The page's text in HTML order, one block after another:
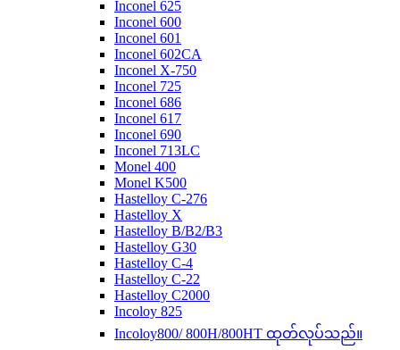
Inconel 625
Inconel 600
Inconel 601
Inconel 602CA
Inconel X-750
Inconel 725
Inconel 686
Inconel 617
Inconel 690
Inconel 713LC
Monel 400
Monel K500
Hastelloy C-276
Hastelloy X
Hastelloy B/B2/B3
Hastelloy G30
Hastelloy C-4
Hastelloy C-22
Hastelloy C2000
Incoloy 825
Incoloy800/ 800H/800HT ထုတ်လုပ်သည်။